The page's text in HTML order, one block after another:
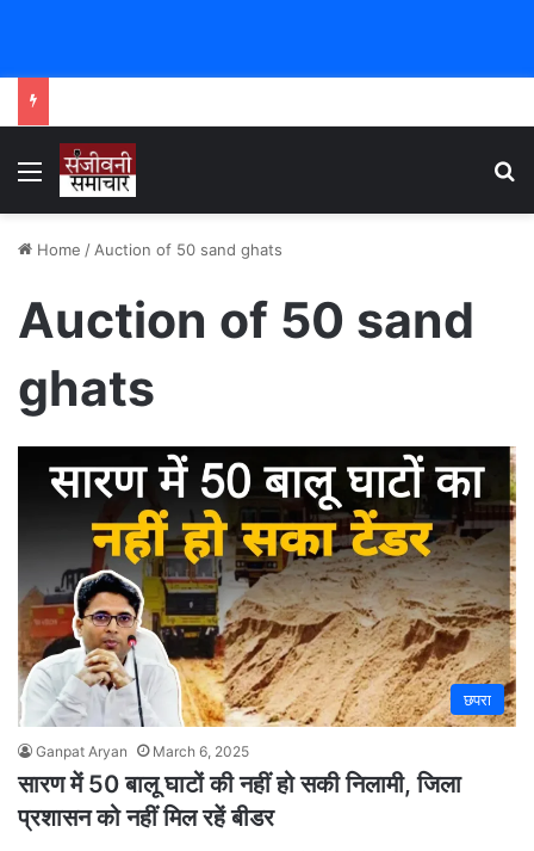
Menu
Home / Auction of 50 sand ghats
Auction of 50 sand
ghats
छपरा
Ganpat Aryan March 6, 2025
सारण में 50 बालू घाटों की नहीं हो सकी निलामी, जिला
प्रशासन को नहीं मिल रहें बीडर